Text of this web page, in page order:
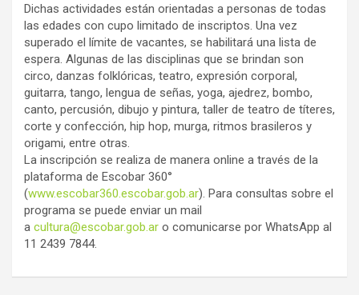
Dichas actividades están orientadas a personas de todas
las edades con cupo limitado de inscriptos. Una vez
superado el límite de vacantes, se habilitará una lista de
espera. Algunas de las disciplinas que se brindan son
circo, danzas folklóricas, teatro, expresión corporal,
guitarra, tango, lengua de señas, yoga, ajedrez, bombo,
canto, percusión, dibujo y pintura, taller de teatro de títeres,
corte y confección, hip hop, murga, ritmos brasileros y
origami, entre otras.
La inscripción se realiza de manera online a través de la
plataforma de Escobar 360°
(www.escobar360.escobar.gob.ar). Para consultas sobre el
programa se puede enviar un mail
a cultura@escobar.gob.ar o comunicarse por WhatsApp al
11 2439 7844.